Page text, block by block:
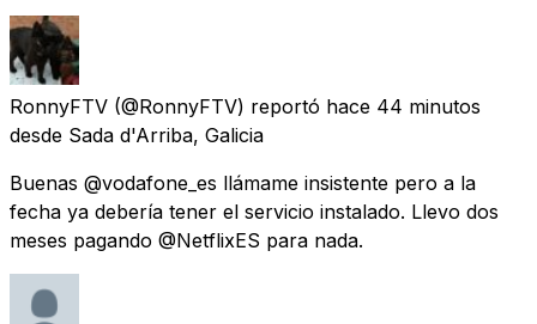
RonnyFTV (@RonnyFTV) reportó hace 44 minutos
desde Sada d'Arriba, Galicia
Buenas @vodafone_es llámame insistente pero a la
fecha ya debería tener el servicio instalado. Llevo dos
meses pagando @NetflixES para nada.